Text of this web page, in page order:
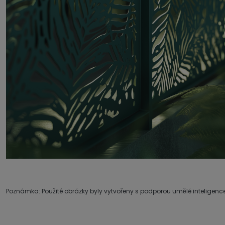
Poznámka: Použité obrázky byly vytvořeny s podporou umělé